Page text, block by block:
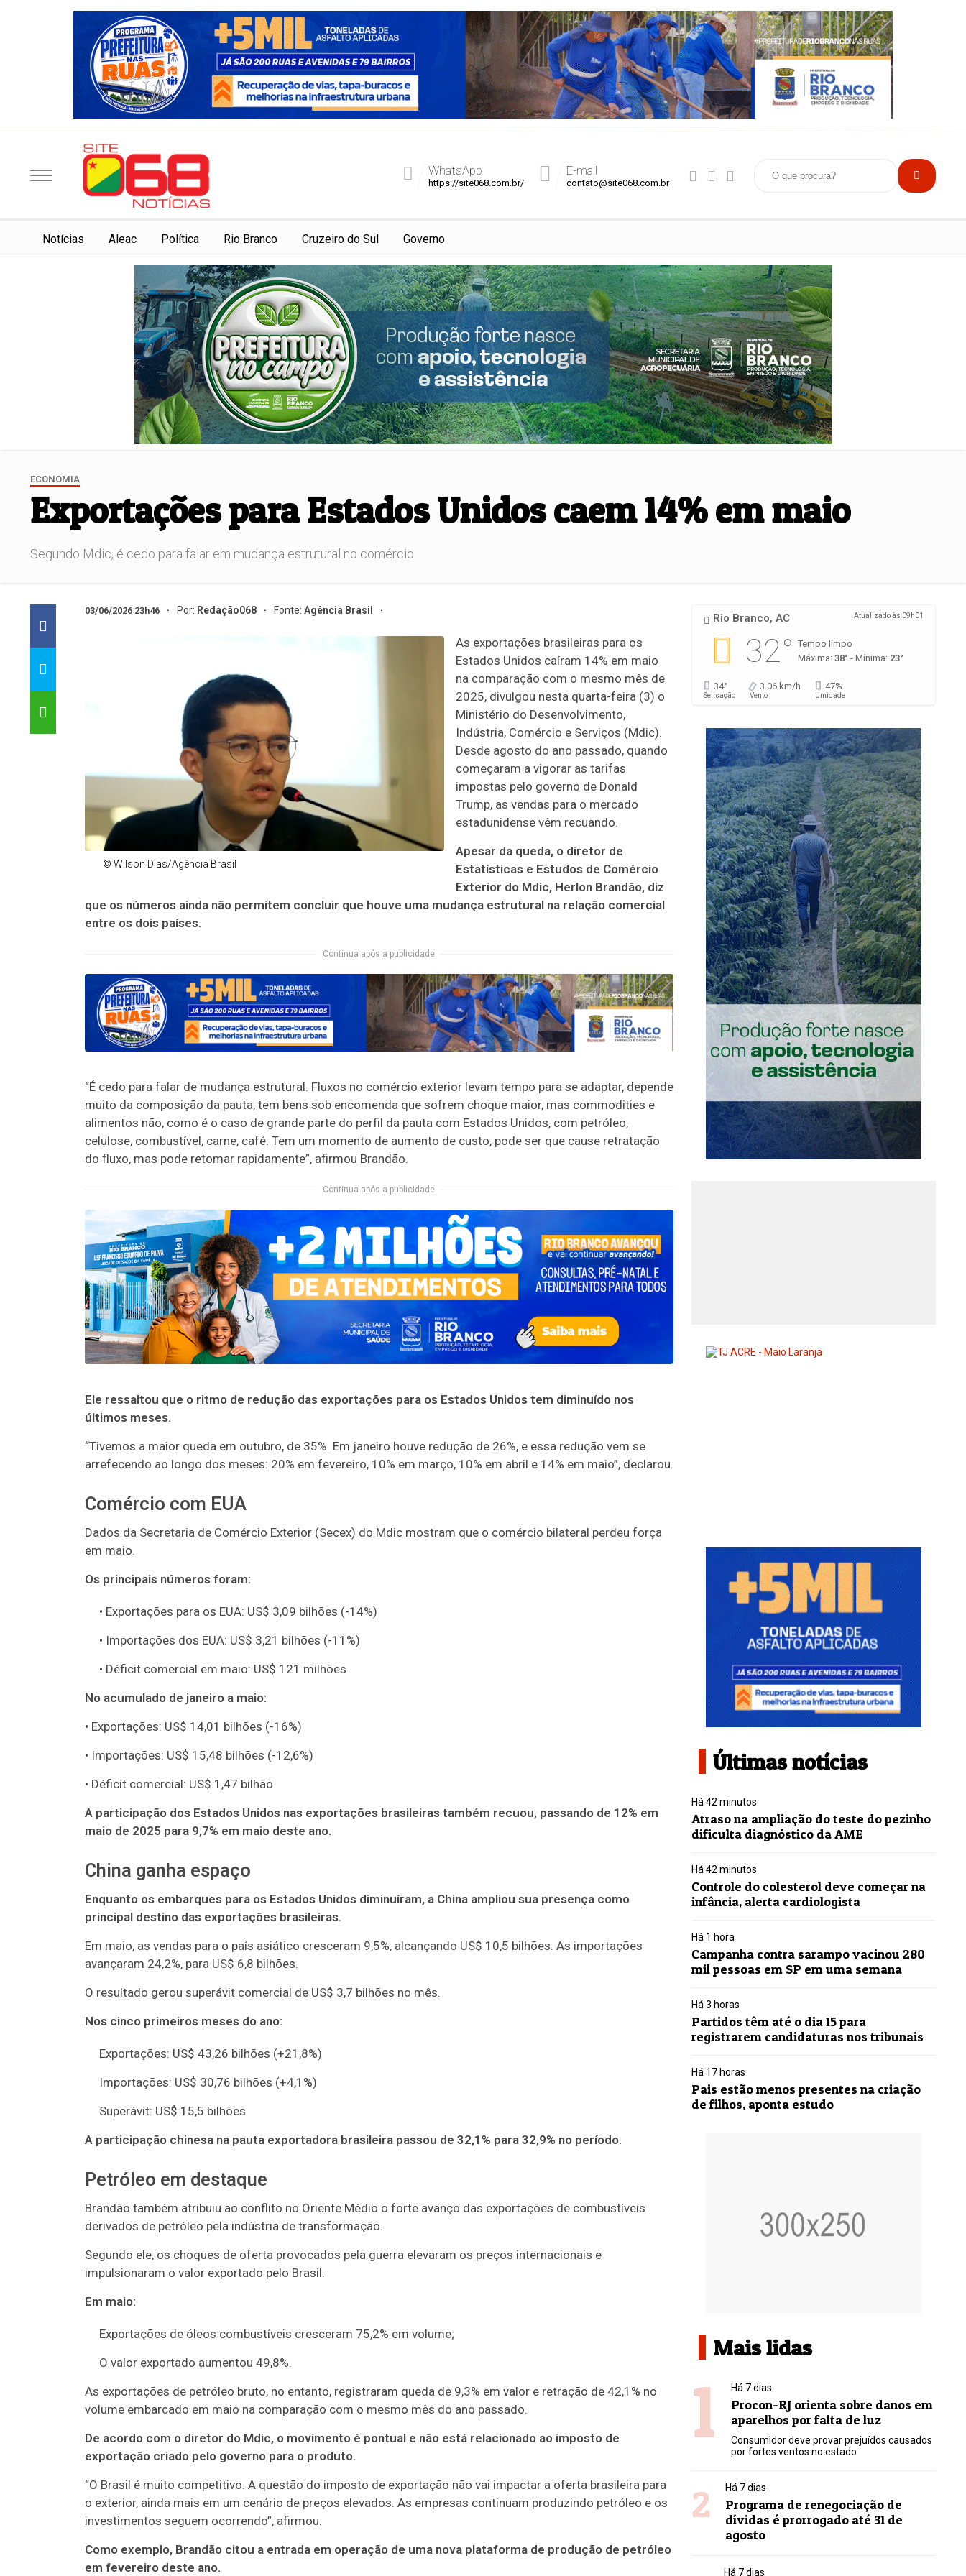
E-mail
contato@site068.com.br
WhatsApp
https://site068.com.br/
Notí­cias Aleac Política Rio Branco Cruzeiro do Sul Governo
ECONOMIA
Exportações para Estados Unidos caem 14% em maio
Segundo Mdic, é cedo para falar em mudança estrutural no comércio
03/06/2026 23h46 Por: Redação068 Fonte: Agência Brasil
© Wilson Dias/Agência Brasil
As exportações brasileiras para os
Estados Unidos caíram 14% em maio
na comparação com o mesmo mês de
2025, divulgou nesta quarta-feira (3) o
Ministério do Desenvolvimento,
Indústria, Comércio e Serviços (Mdic).
Desde agosto do ano passado, quando
começaram a vigorar as tarifas
impostas pelo governo de Donald
Trump, as vendas para o mercado
estadunidense vêm recuando.
Apesar da queda, o diretor de
Estatísticas e Estudos de Comércio
Exterior do Mdic, Herlon Brandão, diz
que os números ainda não permitem concluir que houve uma mudança estrutural na relação comercial
entre os dois países.
Continua após a publicidade
“É cedo para falar de mudança estrutural. Fluxos no comércio exterior levam tempo para se adaptar, depende
muito da composição da pauta, tem bens sob encomenda que sofrem choque maior, mas commodities e
alimentos não, como é o caso de grande parte do perfil da pauta com Estados Unidos, com petróleo,
celulose, combustível, carne, café. Tem um momento de aumento de custo, pode ser que cause retratação
do fluxo, mas pode retomar rapidamente”, afirmou Brandão.
Continua após a publicidade
Ele ressaltou que o ritmo de redução das exportações para os Estados Unidos tem diminuído nos
últimos meses.
“Tivemos a maior queda em outubro, de 35%. Em janeiro houve redução de 26%, e essa redução vem se
arrefecendo ao longo dos meses: 20% em fevereiro, 10% em março, 10% em abril e 14% em maio”, declarou.
Comércio com EUA
Dados da Secretaria de Comércio Exterior (Secex) do Mdic mostram que o comércio bilateral perdeu força
em maio.
Os principais números foram:
• Exportações para os EUA: US$ 3,09 bilhões (-14%)
• Importações dos EUA: US$ 3,21 bilhões (-11%)
• Déficit comercial em maio: US$ 121 milhões
No acumulado de janeiro a maio:
• Exportações: US$ 14,01 bilhões (-16%)
• Importações: US$ 15,48 bilhões (-12,6%)
• Déficit comercial: US$ 1,47 bilhão
A participação dos Estados Unidos nas exportações brasileiras também recuou, passando de 12% em
maio de 2025 para 9,7% em maio deste ano.
China ganha espaço
Enquanto os embarques para os Estados Unidos diminuíram, a China ampliou sua presença como
principal destino das exportações brasileiras.
Em maio, as vendas para o país asiático cresceram 9,5%, alcançando US$ 10,5 bilhões. As importações
avançaram 24,2%, para US$ 6,8 bilhões.
O resultado gerou superávit comercial de US$ 3,7 bilhões no mês.
Nos cinco primeiros meses do ano:
Exportações: US$ 43,26 bilhões (+21,8%)
Importações: US$ 30,76 bilhões (+4,1%)
Superávit: US$ 15,5 bilhões
A participação chinesa na pauta exportadora brasileira passou de 32,1% para 32,9% no período.
Petróleo em destaque
Brandão também atribuiu ao conflito no Oriente Médio o forte avanço das exportações de combustíveis
derivados de petróleo pela indústria de transformação.
Segundo ele, os choques de oferta provocados pela guerra elevaram os preços internacionais e
impulsionaram o valor exportado pelo Brasil.
Em maio:
Exportações de óleos combustíveis cresceram 75,2% em volume;
O valor exportado aumentou 49,8%.
As exportações de petróleo bruto, no entanto, registraram queda de 9,3% em valor e retração de 42,1% no
volume embarcado em maio na comparação com o mesmo mês do ano passado.
De acordo com o diretor do Mdic, o movimento é pontual e não está relacionado ao imposto de
exportação criado pelo governo para o produto.
“O Brasil é muito competitivo. A questão do imposto de exportação não vai impactar a oferta brasileira para
o exterior, ainda mais em um cenário de preços elevados. As empresas continuam produzindo petróleo e os
investimentos seguem ocorrendo”, afirmou.
Como exemplo, Brandão citou a entrada em operação de uma nova plataforma de produção de petróleo
em fevereiro deste ano.
Rio Branco, AC Atualizado às 09h01
32°
Tempo limpo
Máxima:38° - Mínima: 23°
34°
Sensação
3.06 km/h
Vento
47%
Umidade
Últimas notícias
Há 42 minutos
Atraso na ampliação do teste do pezinho
dificulta diagnóstico da AME
Há 42 minutos
Controle do colesterol deve começar na
infância, alerta cardiologista
Há 1 hora
Campanha contra sarampo vacinou 280
mil pessoas em SP em uma semana
Há 3 horas
Partidos têm até o dia 15 para
registrarem candidaturas nos tribunais
Há 17 horas
Pais estão menos presentes na criação
de filhos, aponta estudo
Mais lidas
1 Há 7 dias
Procon-RJ orienta sobre danos em
aparelhos por falta de luz
Consumidor deve provar prejuídos causados
por fortes ventos no estado
2 Há 7 dias
Programa de renegociação de
dívidas é prorrogado até 31 de
agosto
Há 7 dias